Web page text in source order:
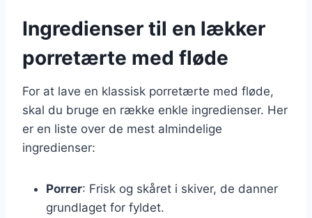
Ingredienser til en lækker
porretærte med fløde
For at lave en klassisk porretærte med fløde,
skal du bruge en række enkle ingredienser. Her
er en liste over de mest almindelige
ingredienser:
Porrer: Frisk og skåret i skiver, de danner
grundlaget for fyldet.